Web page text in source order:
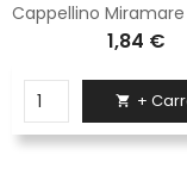
1,84 €
 +